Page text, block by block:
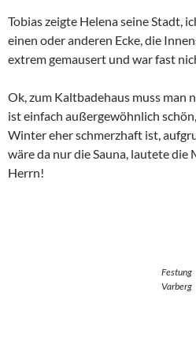
Tobias zeigte Helena seine Stadt,
einen oder anderen Ecke, die
extrem gemausert und war fast
Ok, zum Kaltbadehaus muss man
ist einfach außergewöhnlich
Winter eher schmerzhaft ist,
wäre da nur die Sauna, lautete die
Herrn!
Festung
Varberg